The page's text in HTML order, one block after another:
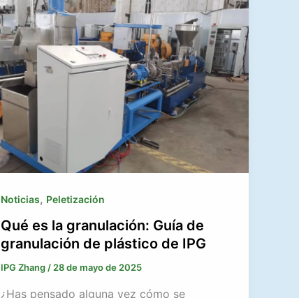
Noticias, Peletización
Qué es la granulación: Guía de
granulación de plástico de IPG
IPG Zhang/28 de mayo de 2025
¿Has pensado alguna vez cómo se